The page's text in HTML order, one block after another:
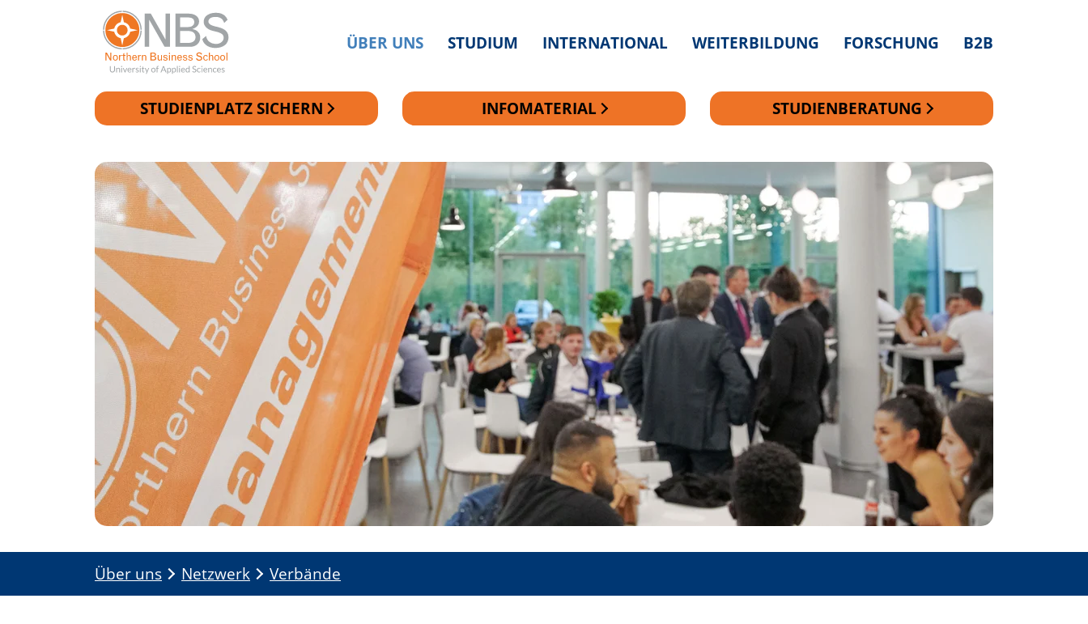
Zur Navigation springen
Zum Inhalt springen
ÜBER UNS STUDIUM INTERNATIONAL WEITERBILDUNG FORSCHUNG B2B
STUDIENPLATZ SICHERN INFOMATERIAL STUDIENBERATUNG
Über uns Netzwerk Verbände